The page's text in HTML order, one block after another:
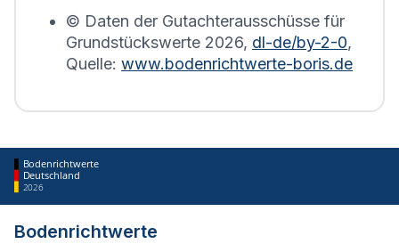
© Daten der Gutachterausschüsse für
Grundstückswerte 2026, dl-de/by-2-0,
Quelle: www.bodenrichtwerte-boris.de
Bodenrichtwerte
Deutschland
2026
Bodenrichtwerte